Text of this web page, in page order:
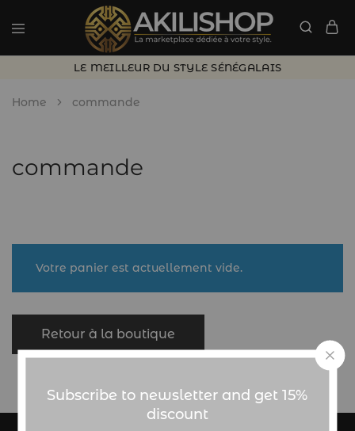
LE MEILLEUR DU STYLE SÉNÉGALAIS
Home commande
commande
Votre panier est actuellement vide.
Retour à la boutique
Subscribe to newsletter and get 15%
discount